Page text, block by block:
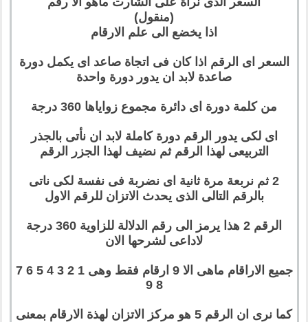
(منقول)
اذا يخضع الى علم الارقام
السعر اى الرقم اذا كان فى اتجاة صاعد اى يكمل دورة
صاعدة لابد ان يدور دورة واحدة
من كلمة دورة اى دائرة مجموع زواياها 360 درجة
اى لكى يدور الرقم دورة كاملة لابد ان نأتى بالجذر
التربيعى لهذا الرقم ثم نضيف لهذا الجزر الرقم
2 ثم نربعة مرة ثانية اى نضربة فى نفسة لكى ناتى
بالرقم التالى الذى يحدث الاتزان للرقم الاول
الرقم 2 هذا يرمز الى رقم الدلالة للزاوية 360 درجة
لاداعى لشرحها الان
جميع الاراقام ماهى الا 9 ارقام فقط وهى 1 2 3 4 5 6 7
8 9
كما نرى ان الرقم 5 هو مركز الاتزان لهذة الارقام بمعنى